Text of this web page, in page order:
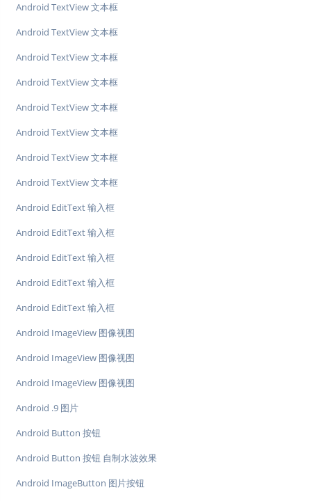
Android TextView 文本框
Android TextView 文本框
Android TextView 文本框
Android TextView 文本框
Android TextView 文本框
Android TextView 文本框
Android TextView 文本框
Android TextView 文本框
Android EditText 输入框
Android EditText 输入框
Android EditText 输入框
Android EditText 输入框
Android EditText 输入框
Android ImageView 图像视图
Android ImageView 图像视图
Android ImageView 图像视图
Android .9 图片
Android Button 按钮
Android Button 按钮 自制水波效果
Android ImageButton 图片按钮